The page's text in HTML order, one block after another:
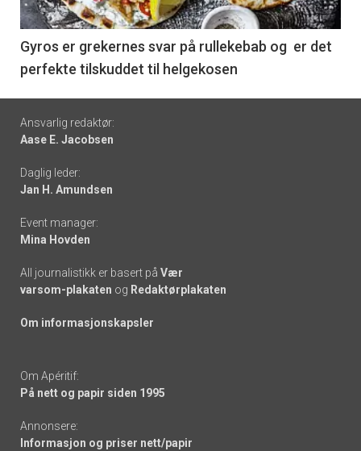
-
6
Gyros er grekernes svar på rullekebab og er det
perfekte tilskuddet til helgekosen
Footer
-
links
Ansvarlig redaktør:
Aase E. Jacobsen
Daglig leder:
Jan H. Amundsen
Event manager:
Mina Hovden
All journalistikk er basert på Vær
varsom-plakaten og Redaktørplakaten
Om informasjonskapsler
Om Apéritif:
På nett og papir siden 1995
Annonsere:
Informasjon og priser nett/papir